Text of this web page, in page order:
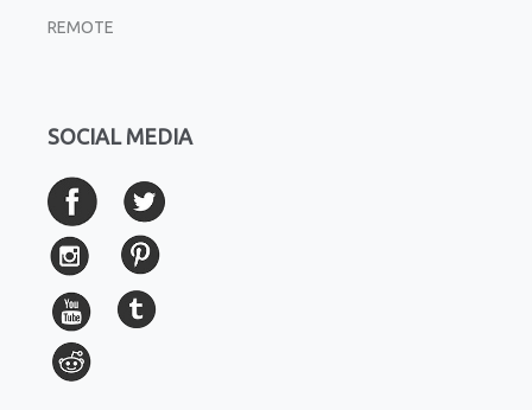
REMOTE
SOCIAL MEDIA